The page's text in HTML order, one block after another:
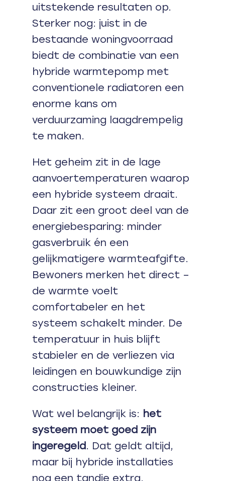
uitstekende resultaten op.
Sterker nog: juist in de
bestaande woningvoorraad
biedt de combinatie van een
hybride warmtepomp met
conventionele radiatoren een
enorme kans om
verduurzaming laagdrempelig
te maken.
Het geheim zit in de lage
aanvoertemperaturen waarop
een hybride systeem draait.
Daar zit een groot deel van de
energiebesparing: minder
gasverbruik én een
gelijkmatigere warmteafgifte.
Bewoners merken het direct –
de warmte voelt
comfortabeler en het
systeem schakelt minder. De
temperatuur in huis blijft
stabieler en de verliezen via
leidingen en bouwkundige zijn
constructies kleiner.
Wat wel belangrijk is: het
systeem moet goed zijn
ingeregeld. Dat geldt altijd,
maar bij hybride installaties
nog een tandje extra.